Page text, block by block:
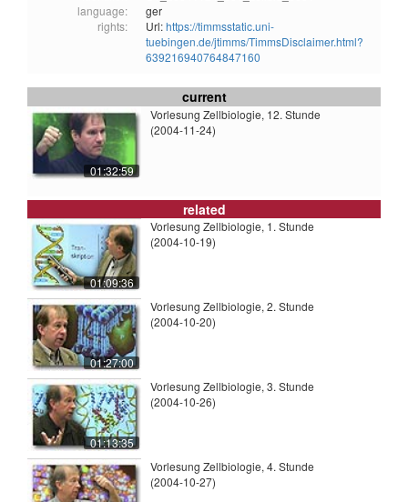
language:
ger
rights:
Url:https://timmsstatic.uni-
tuebingen.de/jtimms/TimmsDisclaimer.html?
639216940764847160
current
01:32:59
Vorlesung Zellbiologie, 12. Stunde
(2004-11-24)
related
01:09:36
Vorlesung Zellbiologie, 1. Stunde
(2004-10-19)
01:27:00
Vorlesung Zellbiologie, 2. Stunde
(2004-10-20)
01:13:35
Vorlesung Zellbiologie, 3. Stunde
(2004-10-26)
Vorlesung Zellbiologie, 4. Stunde
(2004-10-27)